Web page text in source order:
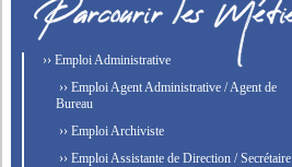
›› Emploi Administrative
›› Emploi Agent Administrative / Agent de
Bureau
›› Emploi Archiviste
›› Emploi Assistante de Direction / Secrétaire